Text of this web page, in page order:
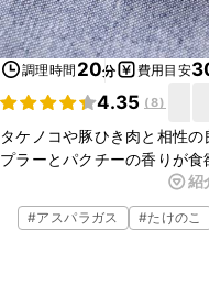
調理時間 20分 費用目安
4.35 (8)
タケノコや豚ひき肉と相性
プラーとパクチーの香りが
出したい時にもおすすめで
ても美味しいですよ。ぜひ
紹
#アスパラガス #たけのこ